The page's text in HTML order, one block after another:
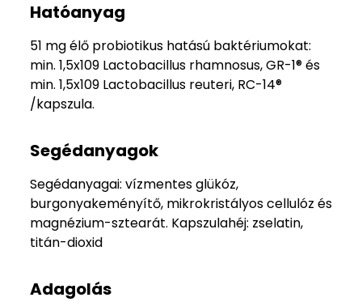
Hatóanyag
51 mg élő probiotikus hatású baktériumokat:
min. 1,5x109 Lactobacillus rhamnosus, GR-1® és
min. 1,5x109 Lactobacillus reuteri, RC-14®
/kapszula.
Segédanyagok
Segédanyagai: vízmentes glükóz,
burgonyakeményítő, mikrokristályos cellulóz és
magnézium-sztearát. Kapszulahéj: zselatin,
titán-dioxid
Adagolás